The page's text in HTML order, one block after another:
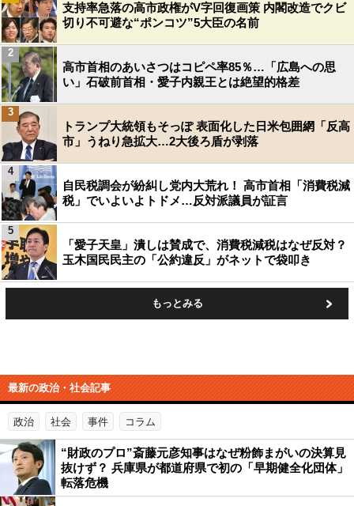
支持率急落の高市政権がV字回復画策 内閣改造でクビ
切り不可避な“ポンコツ”5大臣の名前
高市首相のあいさつはコピペ率85％…「広島への思
い」石破前首相・愛子内親王とは絶望的格差
2
トランプ大統領もそっぽ 表面化した日米包囲網「反高
市」うねり急拡大…2大後ろ盾が剥落
3
自民税調会が紛糾し党内大荒れ！ 高市首相「消費税減
税」でいよいよトドメ…反対派議員が証言
4
「愛子天皇」潰しは賛成で、消費税減税はなぜ反対？
玉木国民民主の「公約違反」がネットで袋叩き
5
もっとみる
最新の政治・社会記事
政治 社会 事件 コラム
“財政のプロ”斎藤元彦知事はなぜ粉飾まがいの決算見
抜けず？ 兵庫県が都道府県で初の「早期健全化団体」
転落危機